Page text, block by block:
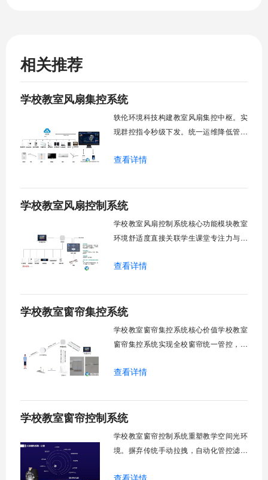
相关推荐
学校教室风扇集控系统
轶伦环境科技构建教室风扇集控中枢。实
现群控指令秒级下发。统一运维降低管理
巡检盲区。保障教学环境温湿度适宜。数
块清单：远程集中控制。智能定时调度。
环境自适应调节。能耗监测统计。故障预
查看详情
学校教室风扇控制系统
学校教室风扇控制系统核心功能模块教室
环境舒适度直接关联学生课堂专注力与学
领域，打造教室风扇控制系统，实现温度
分组联动、安全防护六大模块一体化运
行，为学校提供精细化风扇管理方案。
查看详情
学校教室窗帘集控系统
学校教室窗帘集控系统核心价值学校教室
窗帘集控系统实现全校窗帘统一管控，提
能化改造后，一键完成全校窗帘开合，节
生视力健康，营造舒适教学环境。节能减
排效果显著，延长窗帘使用寿命，降低学
查看详情
学校教室窗帘控制系统
学校教室窗帘控制系统重塑教学空间光环
境。摒弃传统手动拉拽，自动化管控滤除